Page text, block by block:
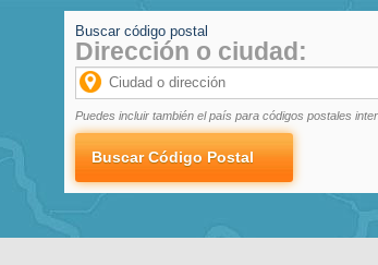
Buscar código postal
Dirección o ciudad:
Puedes incluir también el país para códigos postales